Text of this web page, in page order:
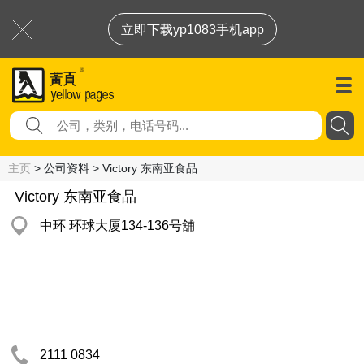
立即下载yp1083手机app
主页 > 公司资料 > Victory 东南亚食品
Victory 东南亚食品
中环 环球大厦134-136号舖
2111 0834